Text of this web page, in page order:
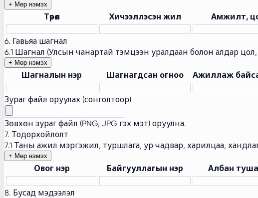
+ Мөр нэмэх
Төрөл Хичээллэсэн жил Амжилт,
6. Гавьяа шагнал
6.1 Шагнал (Улсын чанартай тэмцээн уралдаан болон алдар
+ Мөр нэмэх
Шагналын нэр Шагнагдсан огноо Ажиллаж
Зураг файл оруулах (сонголтоор)
Зөвхөн зураг файл (PNG, JPG гэх мэт) оруулна.
7. Тодорхойлолт
7.1 Таны ажил мэргэжил, туршлага, ур чадвар, харилцаа,
+ Мөр нэмэх
Овог нэр Байгууллагын нэр Албан
8. Бусад мэдээлэл